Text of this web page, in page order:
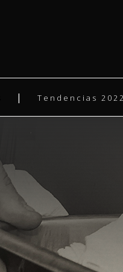
Tendencias